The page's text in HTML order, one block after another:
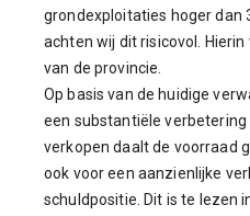
grondexploitaties hoger dan
achten wij dit risicovol.
van de provincie.
Op basis van de huidige
een substantiële
verkopen daalt de voorraad
ook voor een aanzienlijke
schuldpositie. Dit is te lezen